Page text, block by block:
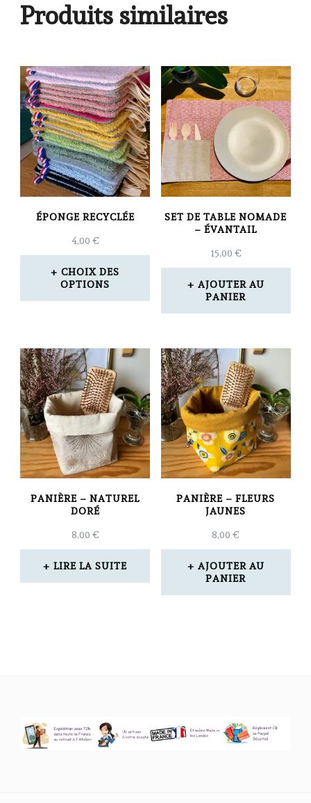
Produits similaires
ÉPONGE RECYCLÉE
4,00 €
CHOIX DES
OPTIONS
a
plusieurs
variations.
Les
options
peuvent
être
choisies
sur
la
page
SET DE TABLE NOMADE
– ÉVANTAIL
15,00 €
AJOUTER AU
PANIER
PANIÈRE – NATUREL
DORÉ
8,00 €
LIRE LA SUITE
PANIÈRE – FLEURS
JAUNES
8,00€
AJOUTER AU
PANIER